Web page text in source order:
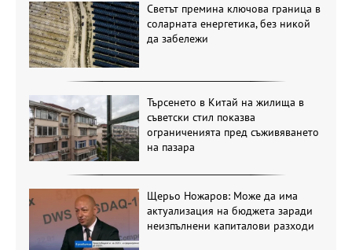
Светът премина ключова граница в
соларната енергетика, без никой
да забележи
Търсенето в Китай на жилища в
съветски стил показва
ограниченията пред съживяването
на пазара
Щерьо Ножаров: Може да има
актуализация на бюджета заради
неизпълнени капиталови разходи